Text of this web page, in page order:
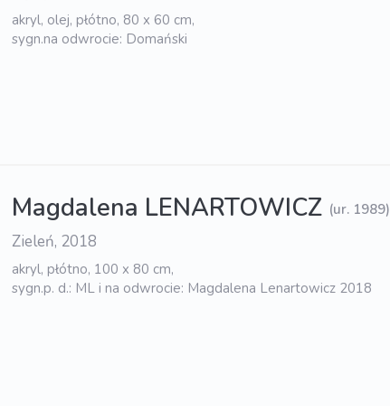
akryl, olej, płótno, 80 x 60 cm,
sygn.na odwrocie: Domański
Magdalena LENARTOWICZ (ur. 1989)
Zieleń, 2018
akryl, płótno, 100 x 80 cm,
sygn.p. d.: ML i na odwrocie: Magdalena Lenartowicz 2018